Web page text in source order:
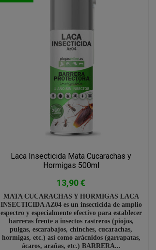
Laca Insecticida Mata Cucarachas y
Hormigas 500ml
13,90 €
MATA CUCARACHAS Y HORMIGAS LACA
INSECTICIDA AZ04 es un insecticida de amplio
espectro y especialmente efectivo para establecer
barreras frente a insectos rastreros (piojos,
pulgas, escarabajos, chinches, cucarachas,
hormigas, etc.) así como arácnidos (garrapatas,
ácaros, arañas, etc.) BARRERA...